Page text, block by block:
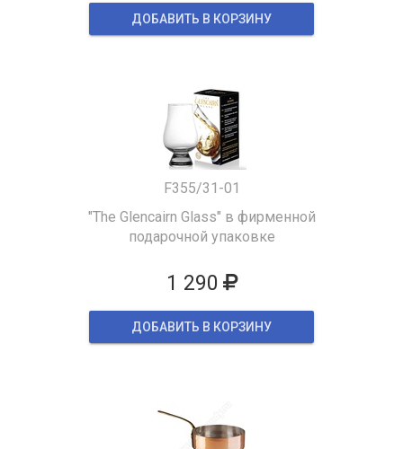
ДОБАВИТЬ В КОРЗИНУ
F355/31-01
"The Glencairn Glass" в фирменной
подарочной упаковке
1 290
ДОБАВИТЬ В КОРЗИНУ